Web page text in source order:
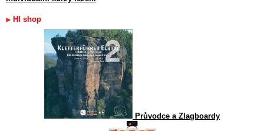
HI shop
Průvodce a Zlagboardy